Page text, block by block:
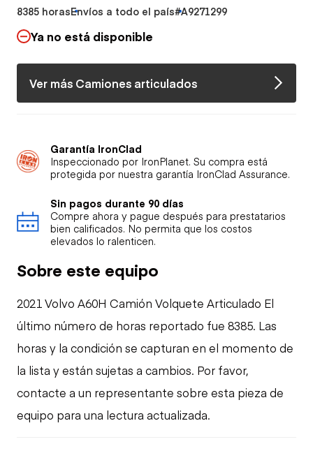
8385 horasEnvíos a todo el país#A9271299
Ya no está disponible
Ver más Camiones articulados
Garantía IronClad
Inspeccionado por IronPlanet. Su compra está
protegida por nuestra garantía IronClad Assurance.
Sin pagos durante 90 días
Compre ahora y pague después para prestatarios
bien calificados. No permita que los costos
elevados lo ralenticen.
Sobre este equipo
2021 Volvo A60H Camión Volquete Articulado El
último número de horas reportado fue 8385. Las
horas y la condición se capturan en el momento de
la lista y están sujetas a cambios. Por favor,
contacte a un representante sobre esta pieza de
equipo para una lectura actualizada.